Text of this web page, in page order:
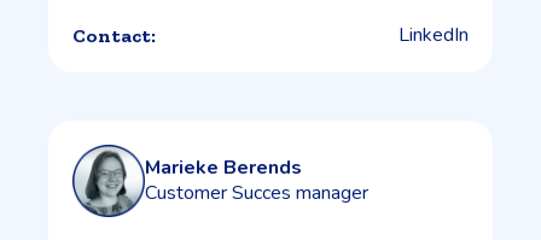
Contact: LinkedIn
Marieke Berends
Customer Succes manager